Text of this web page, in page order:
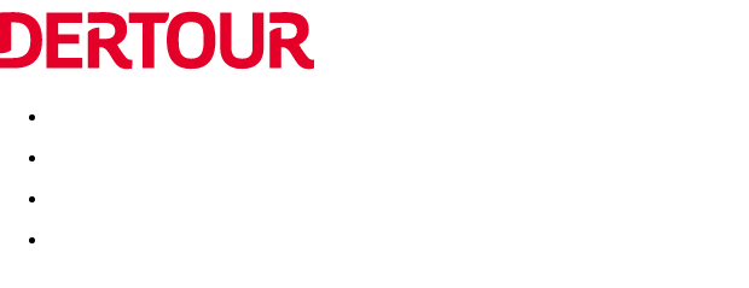
Destinatii Vacanta perfecta OFERTE DE NERATAT